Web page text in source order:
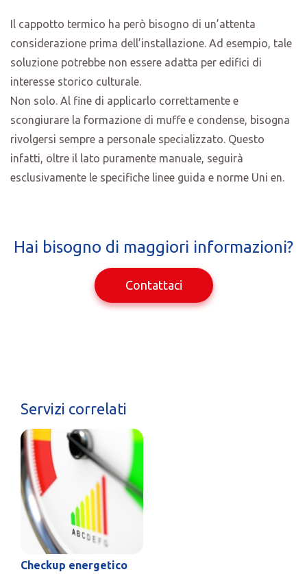
Il cappotto termico ha però bisogno di un’attenta
considerazione prima dell’installazione. Ad esempio, tale
soluzione potrebbe non essere adatta per edifici di
interesse storico culturale.
Non solo. Al fine di applicarlo correttamente e
scongiurare la formazione di muffe e condense, bisogna
rivolgersi sempre a personale specializzato. Questo
infatti, oltre il lato puramente manuale, seguirà
esclusivamente le specifiche linee guida e norme Uni en.
Hai bisogno di maggiori informazioni?
Contattaci
Servizi correlati
Checkup energetico